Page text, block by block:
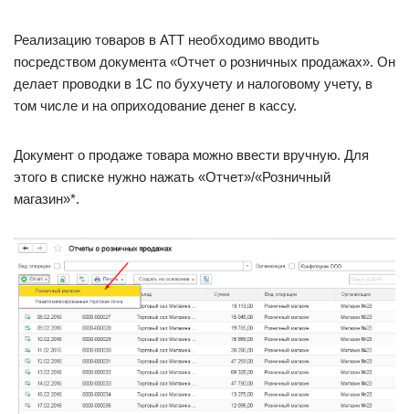
Реализацию товаров в АТТ необходимо вводить
посредством документа «Отчет о розничных продажах». Он
делает проводки в 1С по бухучету и налоговому учету, в
том числе и на оприходование денег в кассу.
Документ о продаже товара можно ввести вручную. Для
этого в списке нужно нажать «Отчет»/«Розничный
магазин»*.